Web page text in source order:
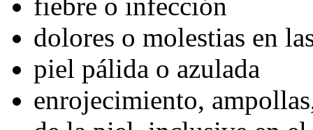
dolores o molestias en
piel pálida o azulada
enrojecimiento,